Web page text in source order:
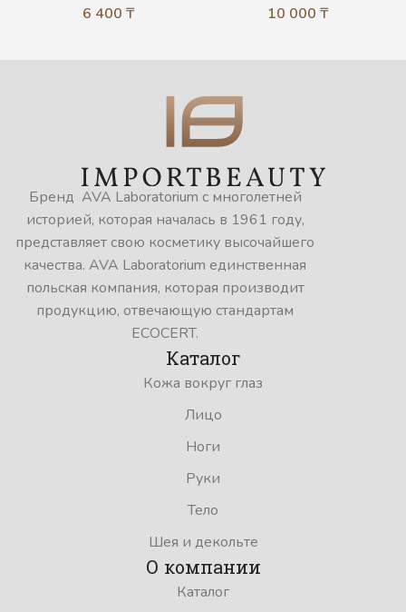
6 400 ₸
10 000 ₸
Бренд AVA Laboratorium с многолетней
историей, которая началась в 1961 году,
представляет свою косметику высочайшего
качества. AVA Laboratorium единственная
польская компания, которая производит
продукцию, отвечающую стандартам
ECOCERT.
Каталог
Кожа вокруг глаз
Лицо
Ноги
Руки
Тело
Шея и декольте
О компании
Каталог